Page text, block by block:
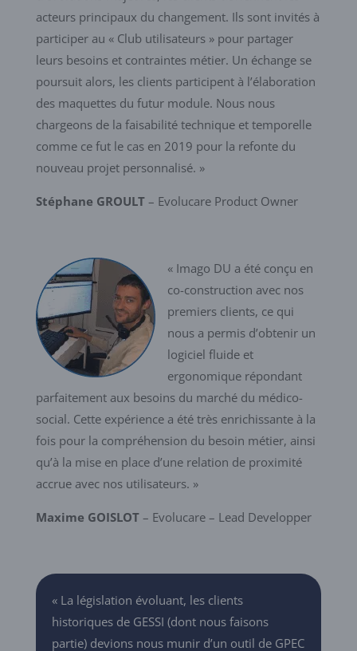
acteurs principaux du changement. Ils sont invités à
participer au « Club utilisateurs » pour partager
leurs besoins et contraintes métier. Un échange se
poursuit alors, les clients participent à l’élaboration
des maquettes du futur module. Nous nous
chargeons de la faisabilité technique et temporelle
comme ce fut le cas en 2019 pour la refonte du
nouveau projet personnalisé. »
Stéphane GROULT– Evolucare Product Owner
« Imago DU a été conçu en
co-construction avec nos
premiers clients, ce qui
nous a permis d’obtenir un
logiciel fluide et
ergonomique répondant
parfaitement aux besoins du marché du médico-
social. Cette expérience a été très enrichissante à la
fois pour la compréhension du besoin métier, ainsi
qu’à la mise en place d’une relation de proximité
accrue avec nos utilisateurs. »
Maxime GOISLOT– Evolucare – Lead Developper
« La législation évoluant, les clients
historiques de GESSI (dont nous faisons
partie) devions nous munir d’un outil de GPEC